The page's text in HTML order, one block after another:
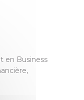
en Business